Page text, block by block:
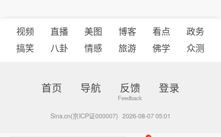
视频 直播 美图 博客 看点
政务
搞笑
八卦 情感 旅游 佛学 众测
首页 导航 反馈 登录
Sina.cn(京ICP证000007) 2026-08-07 05:01